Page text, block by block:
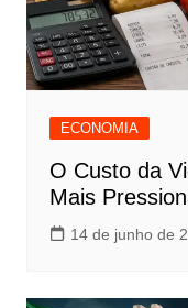
ECONOMIA
O Custo da
Mais
14 de junho de